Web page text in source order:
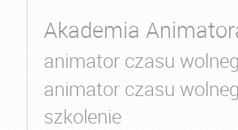
Akademia
animator czasu
animator czasu
szkolenie